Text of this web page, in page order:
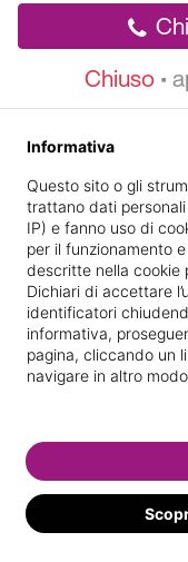
Chiuso•
Home
Informazioni
via
I nostri brand
Informativa
Questo sito o gli
trattano dati
IP) e fanno uso di
per il funzionamento
descritte nella cookie
Dichiari di accettare
identificatori
informativa,
pagina, cliccando un
navigare in altro